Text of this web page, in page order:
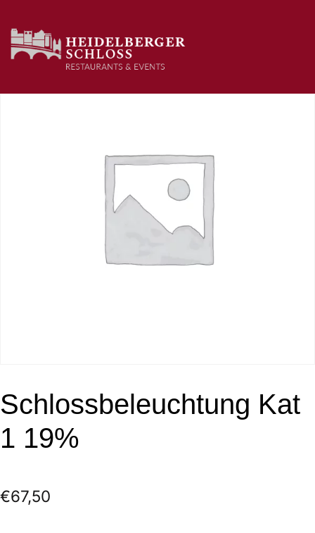
Schlossbeleuchtung Kat
1 19%
€67,50